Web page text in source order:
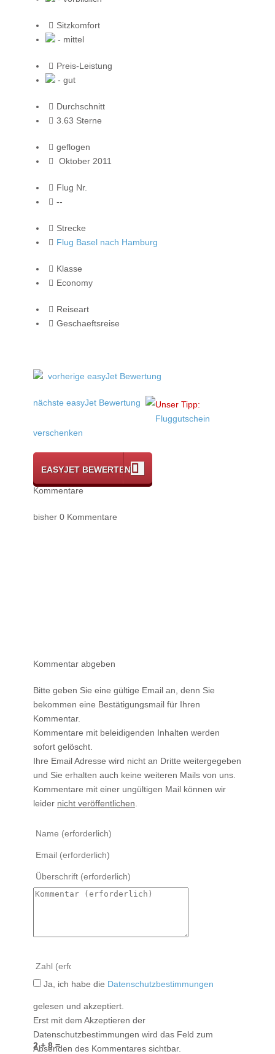
Sitzkomfort
- mittel
Preis-Leistung
- gut
Durchschnitt
3.63 Sterne
geflogen
Oktober 2011
Flug Nr.
--
Strecke
Flug Basel nach Hamburg
Klasse
Economy
Reiseart
Geschaeftsreise
vorherige easyJet Bewertung
nächste easyJet Bewertung
Unser Tipp:
Fluggutschein
verschenken
EASYJET BEWERTEN
Kommentare
bisher 0 Kommentare
Kommentar abgeben
Bitte geben Sie eine gültige Email an, denn Sie
bekommen eine Bestätigungsmail für Ihren
Kommentar.
Kommentare mit beleidigenden Inhalten werden
sofort gelöscht.
Ihre Email Adresse wird nicht an Dritte weitergegeben
und Sie erhalten auch keine weiteren Mails von uns.
Kommentare mit einer ungültigen Mail können wir
leider nicht veröffentlichen
2 + 8 =
Ja, ich habe die Datenschutzbestimmungen
gelesen und akzeptiert.
Erst mit dem Akzeptieren der
Datenschutzbestimmungen wird das Feld zum
Absenden des Kommentares sichtbar.